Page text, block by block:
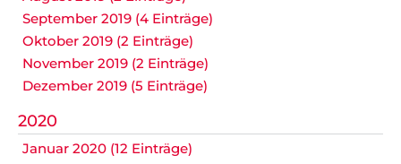
September 2019 (4 Einträge)
Oktober 2019 (2 Einträge)
November 2019 (2 Einträge)
Dezember 2019 (5 Einträge)
2020
Januar 2020 (12 Einträge)
überspringen
Anfahrt Impressum